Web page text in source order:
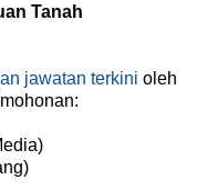
Tanah
jawatan terkini oleh